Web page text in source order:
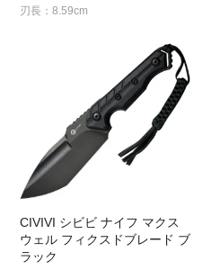
刃長：8.59cm
CIVIVI シビビ ナイフ マクス
ウェル フィクスドブレード ブ
ラック